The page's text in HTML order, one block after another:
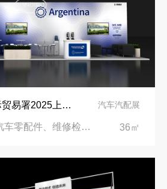
阿根廷投资和国际贸易署2025上海汽配展展台设计搭建公司 汽车汽配展
2025年上海国际汽车零配件、维修检测诊断设备及服务用品展览会|上海国家会展中心 36㎡